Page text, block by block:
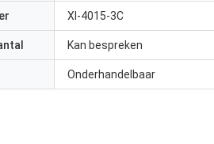
Xl-4015-3C
Kan bespreken
Onderhandelbaar